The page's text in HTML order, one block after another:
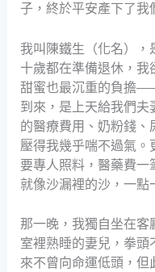
子，終於平安產下了我
我叫陳鐵生（化名），
十歲都在準備退休，我
甜蜜也最沉重的負擔
到來，是上天給我們夫
的醫療費用、奶粉錢、
壓得我幾乎喘不過氣。
要專人照料，醫藥費一
就像沙漏裡的沙，一點
那一晚，我獨自坐在客
室裡熟睡的妻兒，拳
來不曾向命運低頭，但